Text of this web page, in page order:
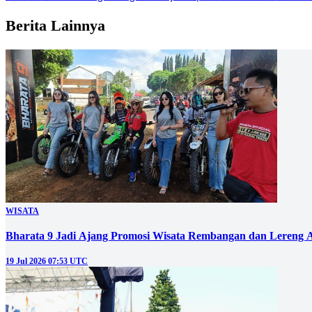
Berita Lainnya
WISATA
Bharata 9 Jadi Ajang Promosi Wisata Rembangan dan Lereng
19 Jul 2026 07:53 UTC